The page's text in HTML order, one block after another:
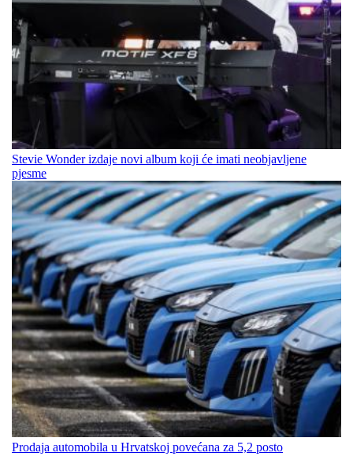
Stevie Wonder izdaje novi album koji će imati neobjavljene
pjesme
Prodaja automobila u Hrvatskoj povećana za 5,2 posto